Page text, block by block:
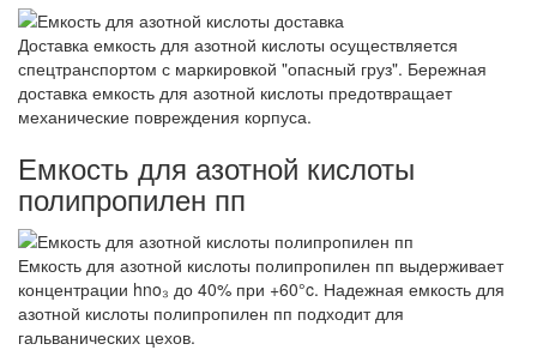
Доставка емкость для азотной кислоты осуществляется
спецтранспортом с маркировкой "опасный груз". Бережная
доставка емкость для азотной кислоты предотвращает
механические повреждения корпуса.
Емкость для азотной кислоты
полипропилен пп
Емкость для азотной кислоты полипропилен пп выдерживает
концентрации hno₃ до 40% при +60°c. Надежная емкость для
азотной кислоты полипропилен пп подходит для
гальванических цехов.